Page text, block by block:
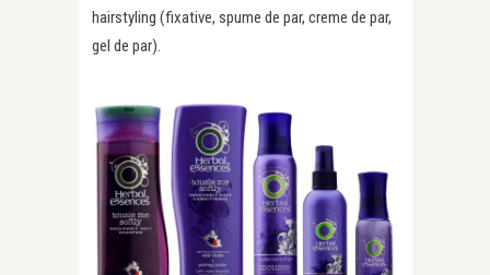
hairstyling (fixative, spume de par, creme de par,
gel de par).